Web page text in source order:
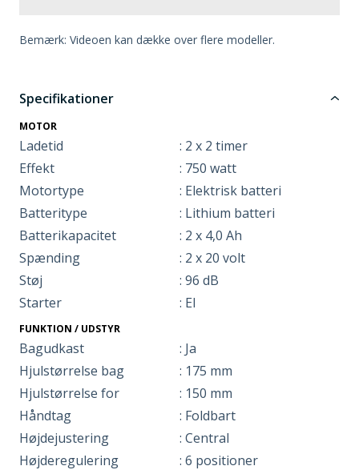
Bemærk: Videoen kan dække over flere modeller.
Specifikationer
MOTOR
Ladetid
: 2 x 2 timer
Effekt
: 750 watt
Motortype
: Elektrisk batteri
Batteritype
: Lithium batteri
Batterikapacitet
: 2 x 4,0 Ah
Spænding
: 2 x 20 volt
Støj
: 96 dB
Starter
: El
FUNKTION / UDSTYR
Bagudkast
: Ja
Hjulstørrelse bag
: 175 mm
Hjulstørrelse for
: 150 mm
Håndtag
: Foldbart
Højdejustering
: Central
Højderegulering
: 6 positioner